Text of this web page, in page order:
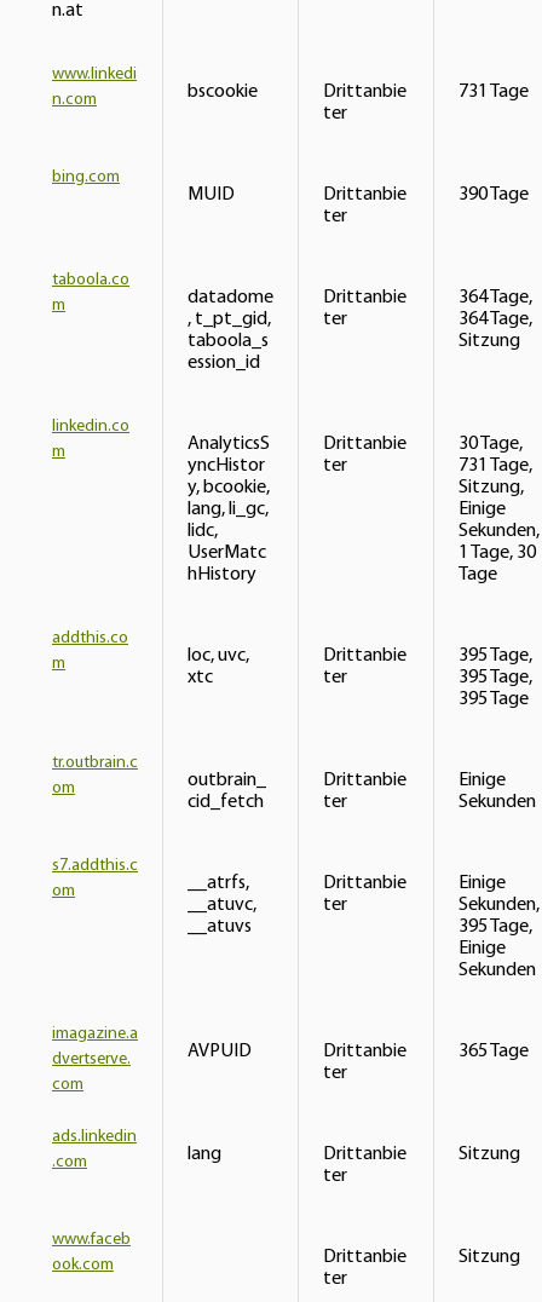
n.at
www.linkedi
n.com
bscookie
Drittanbie
ter
731 Tage
bing.com
MUID
Drittanbie
ter
390 Tage
taboola.co
m
datadome
, t_pt_gid,
taboola_s
ession_id
Drittanbie
ter
364 Tage,
364 Tage,
Sitzung
linkedin.co
m
AnalyticsS
yncHistor
y, bcookie,
lang, li_gc,
lidc,
UserMatc
hHistory
Drittanbie
ter
30 Tage,
731 Tage,
Sitzung,
Einige
Sekunden,
1 Tage, 30
Tage
addthis.co
m
loc, uvc,
xtc
Drittanbie
ter
395 Tage,
395 Tage,
395 Tage
tr.outbrain.c
om
outbrain_
cid_fetch
Drittanbie
ter
Einige
Sekunden
s7.addthis.c
om
__atrfs,
__atuvc,
__atuvs
Drittanbie
ter
Einige
Sekunden,
395 Tage,
Einige
Sekunden
imagazine.a
dvertserve.
com
AVPUID
Drittanbie
ter
365 Tage
ads.linkedin
.com
lang
Drittanbie
ter
Sitzung
www.faceb
ook.com
Drittanbie
ter
Sitzung